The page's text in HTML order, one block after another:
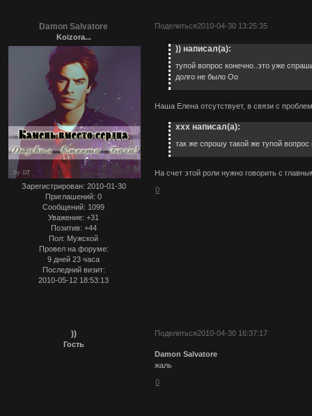
Поделиться2010-04-30 13:25:35
Damon Salvatore
Koizora...
Зарегистрирован: 2010-01-30
Приглашений: 0
Сообщений: 1099
Уважение: +31
Позитив: +44
Пол: Мужской
Провел на форуме:
9 дней 23 часа
Последний визит:
2010-05-12 18:53:13
)) написал(а):
тупой вопрос конечно..это уже
долго не было Оо
Наша Елена отсутствует, в связи с
ххх написал(а):
так же спрошу такой же тупой
На счет этой роли нужно говорить с
0
Поделиться2010-04-30 16:37:17
))
Гость
Damon Salvatore
жаль
0